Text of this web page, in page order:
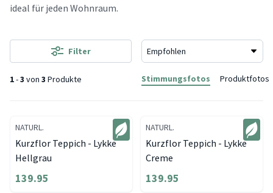
ideal für jeden Wohnraum.
1-3 von 3 Produkte
Filter
Stimmungsfotos Produktfotos
NATURL.
Kurzflor Teppich - Lykke
Hellgrau
139.95
NATURL.
Kurzflor Teppich - Lykke
Creme
139.95